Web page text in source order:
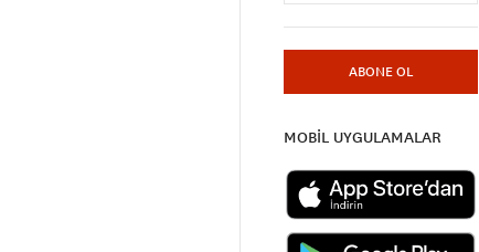
ABONE OL
MOBİL UYGULAMALAR